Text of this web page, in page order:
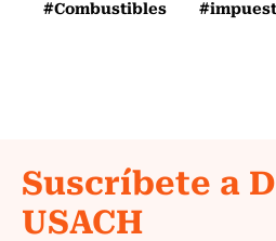
#Combustibles